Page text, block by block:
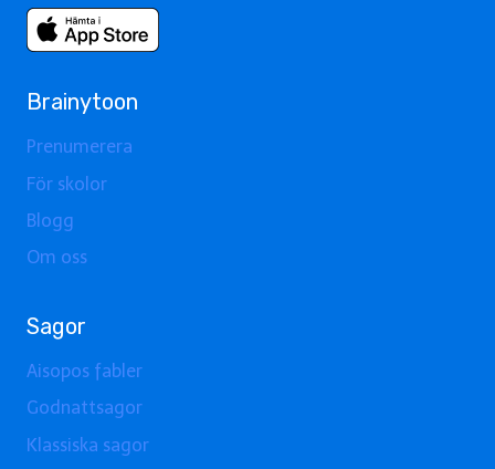
Brainytoon
Prenumerera
För skolor
Blogg
Om oss
Sagor
Aisopos fabler
Godnattsagor
Klassiska sagor